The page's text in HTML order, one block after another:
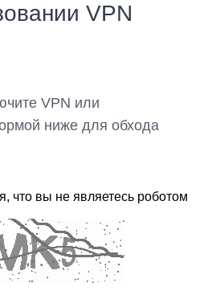
VPN
VPN или
ниже для обхода
что вы не являетесь роботом